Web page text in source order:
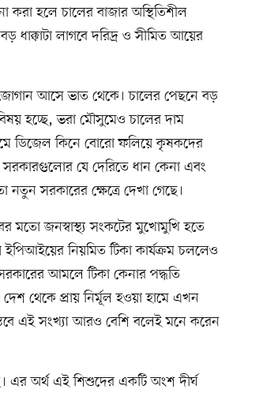
হলে চালের বাজার অস্থিতিশীল
ধাক্কাটা লাগবে দরিদ্র ও সীমিত আয়ের
আসে ভাত থেকে। চালের পেছনে বড়
হচ্ছে, ভরা মৌসুমেও চালের দাম
ডিজেল কিনে বোরো ফলিয়ে কৃষকদের
সরকারগুলোর যে দেরিতে ধান কেনা এবং
নতুন সরকারের ক্ষেত্রে দেখা গেছে।
মতো জনস্বাস্থ্য সংকটের মুখোমুখি হতে
নিয়মিত টিকা কার্যক্রম চললেও
আমলে টিকা কেনার পদ্ধতি
থেকে প্রায় নির্মূল হওয়া হামে এখন
এই সংখ্যা আরও বেশি বলেই মনে করেন
এর অর্থ এই শিশুদের একটি অংশ দীর্ঘ